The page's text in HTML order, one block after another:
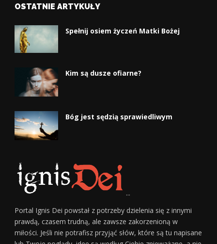
OSTATNIE ARTYKUŁY
Spełnij osiem życzeń Matki Bożej
Kim są dusze ofiarne?
Bóg jest sędzią sprawiedliwym
...
Portal Ignis Dei powstał z potrzeby dzielenia się z innymi
prawdą, czasem trudną, ale zawsze zakorzenioną w
miłości. Jeśli nie potrafisz przyjąć słów, które są tu napisane